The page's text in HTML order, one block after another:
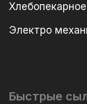
Хлебопекарное
Электро
Быстрые